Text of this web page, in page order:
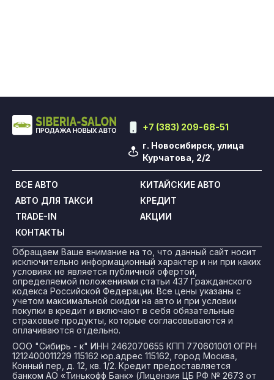
+7 (383) 209-68-51
г. Новосибирск, улица
Курчатова, 2/2
ВСЕ АВТО
КИТАЙСКИЕ АВТО
АВТО ДЛЯ ТАКСИ
КРЕДИТ
TRADE-IN
АКЦИИ
КОНТАКТЫ
Обращаем Ваше внимание на то, что данный сайт носит
исключительно информационный характер и ни при каких
условиях не является публичной офертой,
определяемой положениями статьи 437 Гражданского
кодекса Российской Федерации. Все цены указаны с
учетом максимальной скидки на авто и при условии
покупки в кредит и включают в себя обязательные
страховые продукты, которые согласовываются и
оплачиваются отдельно.
ООО "Сибирь - к" ИНН 2462070655 КПП 770601001 ОГРН
1212400011229 115162 юр.адрес 115162, город Москва,
Конный пер, д. 12, кв. 1/2. Кредит предоставляется
банком АО «Тинькофф Банк» (Лицензия ЦБ РФ № 2673 от